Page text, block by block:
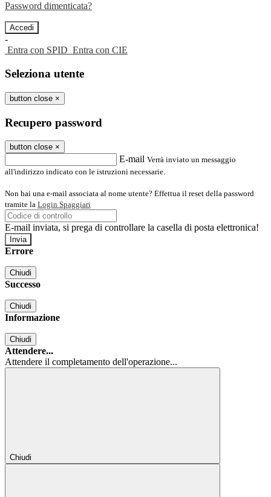
Password dimenticata?
-
Entra con SPID Entra con CIE
Seleziona utente
button close ×
Recupero password
button close ×
E-mail Verrà inviato un messaggio
all'indirizzo indicato con le istruzioni necessarie.
Non hai una e-mail associata al nome utente? Effettua il reset della password
tramite la Login Spaggiari
E-mail inviata, si prega di controllare la casella di posta elettronica!
Errore
Chiudi
Successo
Chiudi
Informazione
Chiudi
Attendere...
Attendere il completamento dell'operazione...
Chiudi